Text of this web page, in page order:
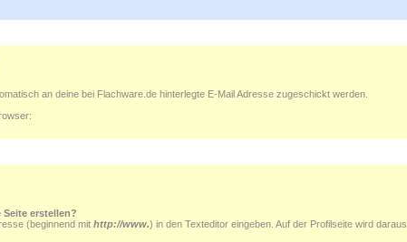
an deine bei Flachware.de hinterlegte E-Mail Adresse zugeschickt werden.
erstellen?
(beginnend mit http://www.) in den Texteditor eingeben. Auf der Profilseite wird daraus